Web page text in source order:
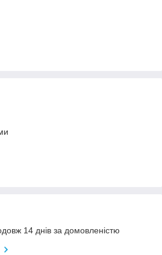
14 днів за домовленістю